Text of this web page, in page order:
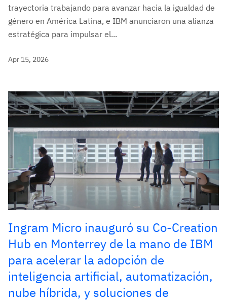
trayectoria trabajando para avanzar hacia la igualdad de
género en América Latina, e IBM anunciaron una alianza
estratégica para impulsar el...
Apr 15, 2026
Ingram Micro inauguró su Co-Creation
Hub en Monterrey de la mano de IBM
para acelerar la adopción de
inteligencia artificial, automatización,
nube híbrida, y soluciones de